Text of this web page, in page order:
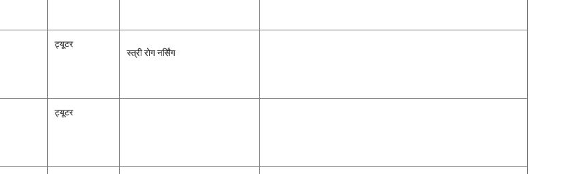
ट्यूटर
स्‍त्री रोग नर्सिंग
ट्यूटर